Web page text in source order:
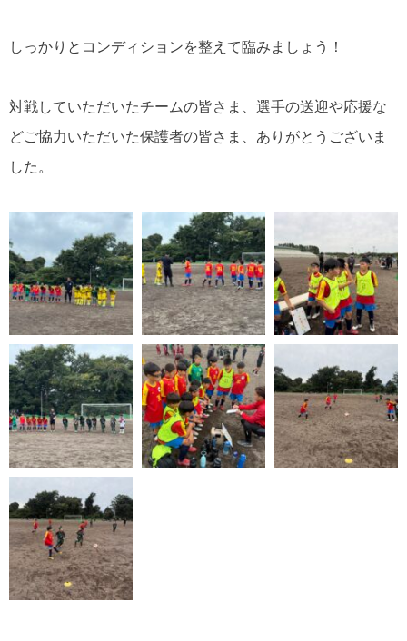
しっかりとコンディションを整えて臨みましょう！
対戦していただいたチームの皆さま、選手の送迎や応援な
どご協力いただいた保護者の皆さま、ありがとうございま
した。